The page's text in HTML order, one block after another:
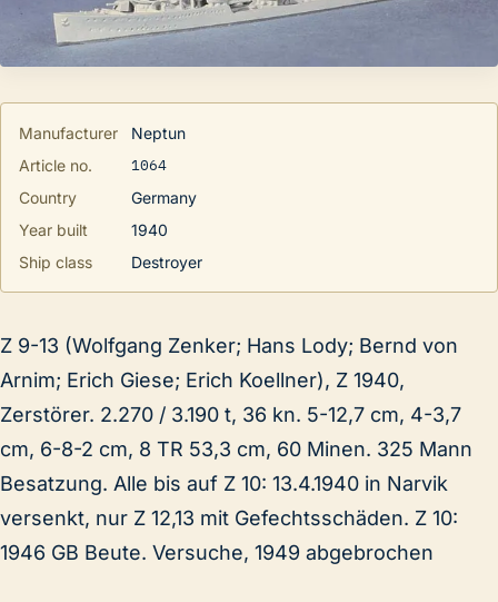
Manufacturer
Neptun
Article no.
1064
Country
Germany
Year built
1940
Ship class
Destroyer
Z 9-13 (Wolfgang Zenker; Hans Lody; Bernd von
Arnim; Erich Giese; Erich Koellner), Z 1940,
Zerstörer. 2.270 / 3.190 t, 36 kn. 5-12,7 cm, 4-3,7
cm, 6-8-2 cm, 8 TR 53,3 cm, 60 Minen. 325 Mann
Besatzung. Alle bis auf Z 10: 13.4.1940 in Narvik
versenkt, nur Z 12,13 mit Gefechtsschäden. Z 10:
1946 GB Beute. Versuche, 1949 abgebrochen